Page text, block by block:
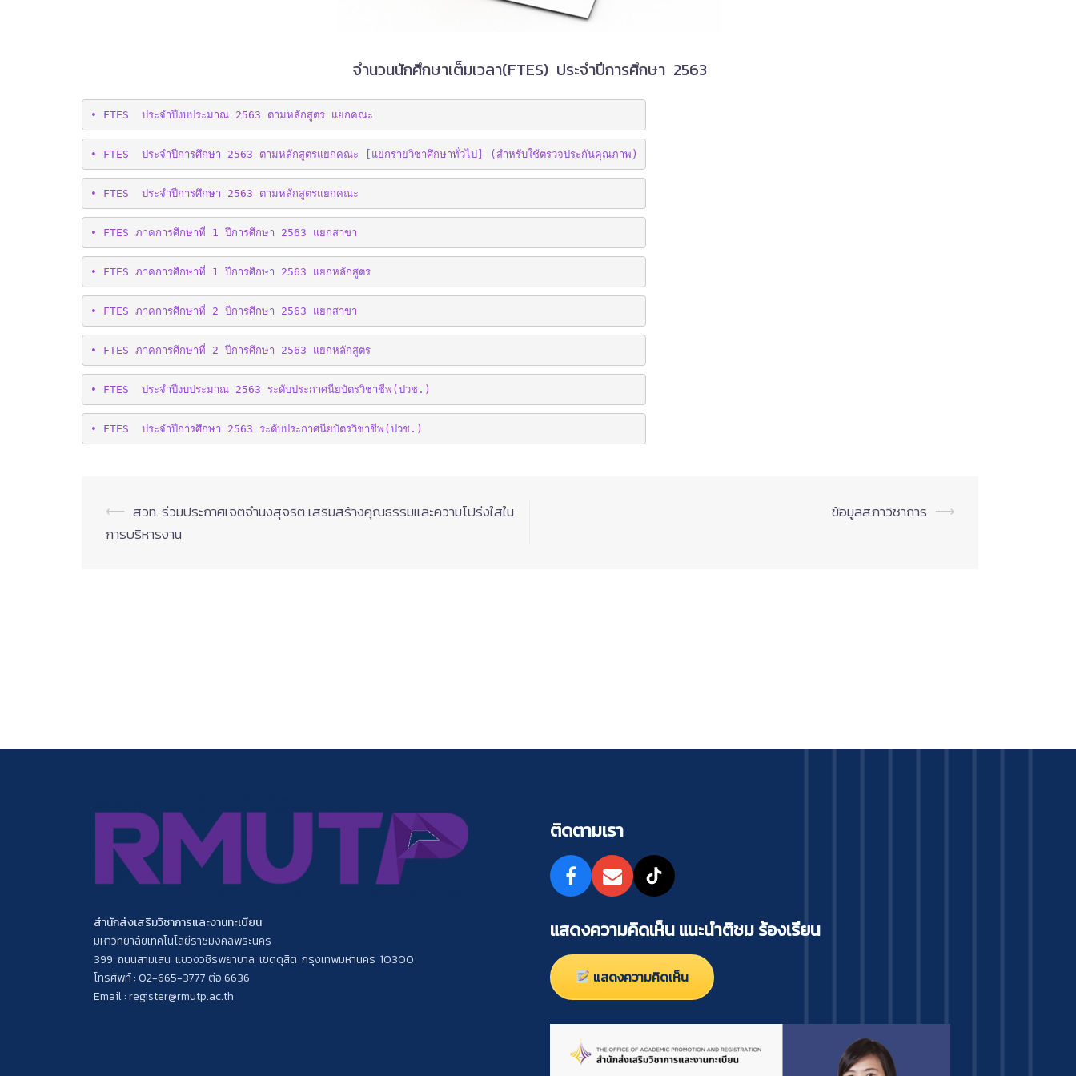
จำนวนนักศึกษาเต็มเวลา(FTES) ประจำปีการศึกษา 2563
• FTES  ประจำปีงบประมาณ 2563 ตามหลักสูตร แยกคณะ
• FTES  ประจำปีการศึกษา 2563 ตามหลักสูตรแยกคณะ [แยกรายวิชาศึกษาทั่วไป] (สำหรับใช้ตรวจประกันคุณภาพ)
• FTES  ประจำปีการศึกษา 2563 ตามหลักสูตรแยกคณะ
• FTES ภาคการศึกษาที่ 1 ปีการศึกษา 2563 แยกสาขา
• FTES ภาคการศึกษาที่ 1 ปีการศึกษา 2563 แยกหลักสูตร
• FTES ภาคการศึกษาที่ 2 ปีการศึกษา 2563 แยกสาขา
• FTES ภาคการศึกษาที่ 2 ปีการศึกษา 2563 แยกหลักสูตร
• FTES  ประจำปีงบประมาณ 2563 ระดับประกาศนียบัตรวิชาชีพ(ปวช.)
• FTES  ประจำปีการศึกษา 2563 ระดับประกาศนียบัตรวิชาชีพ(ปวช.)
Post
navigation
⟵ สวท. ร่วมประกาศเจตจำนงสุจริต เสริมสร้างคุณธรรมและความโปร่งใสใน
การบริหารงาน
ข้อมูลสภาวิชาการ ⟶
สำนักส่งเสริมวิชาการและงานทะเบียน
มหาวิทยาลัยเทคโนโลยีราชมงคลพระนคร
399 ถนนสามเสน แขวงวชิรพยาบาล เขตดุสิต กรุงเทพมหานคร 10300
โทรศัพท์ : 02-665-3777 ต่อ 6636
Email : register@rmutp.ac.th
ติดตามเรา
แสดงความคิดเห็น แนะนำติชม ร้องเรียน
แสดงความคิดเห็น